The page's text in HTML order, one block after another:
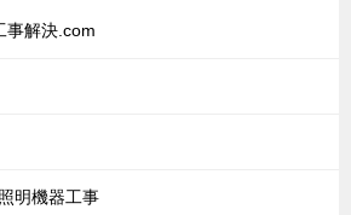
事解決.com
明機器工事